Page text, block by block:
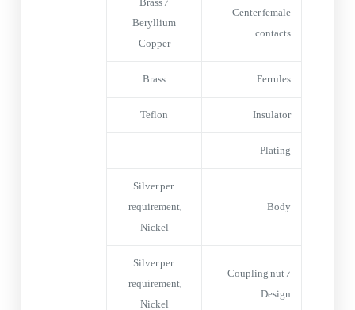
Center female
contacts
Beryllium
Copper
Ferrules
Brass
Insulator
Teflon
Plating
Body
Silver per
requirement,
Nickel
Coupling nut /
Design
Silver per
requirement,
Nickel